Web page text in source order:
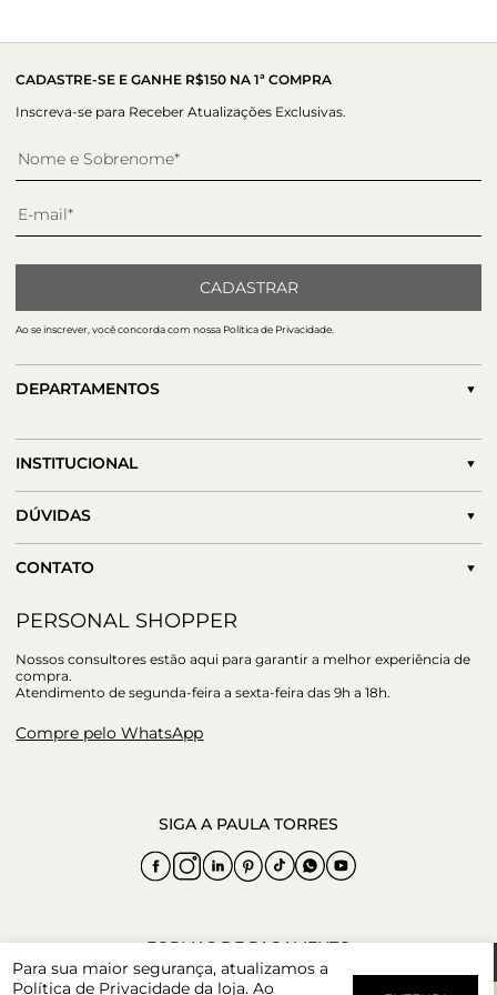
Para sua maior segurança, atualizamos a
Política de Privacidade da loja. Ao
CADASTRE-SE E GANHE R$150 NA 1ª COMPRA
Inscreva-se para Receber Atualizações Exclusivas.
CADASTRAR
Ao se inscrever, você concorda com nossa Política de Privacidade.
DEPARTAMENTOS
INSTITUCIONAL
DÚVIDAS
CONTATO
PERSONAL SHOPPER
Nossos consultores estão aqui para garantir a melhor experiência de
compra.
Atendimento de segunda-feira a sexta-feira das 9h a 18h.
Compre pelo WhatsApp